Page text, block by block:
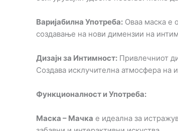
Варијабилна Употреба: Оваа маска е
создавање на нови димензии на
Дизајн за Интимност: Привлечниот
Создава исклучителна атмосфера на
Функционалност и Употреба:
Маска – Мачка е идеална за